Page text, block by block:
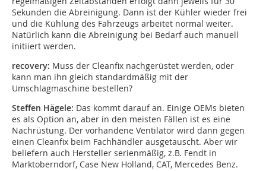
Sekunden die Abreinigung. Dann ist der Kühler wieder frei
und die Kühlung des Fahrzeugs arbeitet normal weiter.
Natürlich kann die Abreinigung bei Bedarf auch manuell
initiiert werden.
recovery: Muss der Cleanfix nachgerüstet werden, oder
kann man ihn gleich standardmäßig mit der
Umschlagmaschine bestellen?
Steffen Hägele: Das kommt darauf an. Einige OEMs bieten
es als Option an, aber in den meisten Fällen ist es eine
Nachrüstung. Der vorhandene Ventilator wird dann gegen
einen Cleanfix beim Fachhändler ausgetauscht. Aber wir
beliefern auch Hersteller serienmäßig, z.B. Fendt in
Marktoberndorf, Case New Holland, CAT, Mercedes Benz.